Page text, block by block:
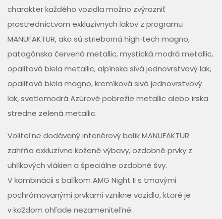
charakter každého vozidla možno zvýrazniť
prostredníctvom exkluzívnych lakov z programu
MANUFAKTUR, ako sú strieborná high‑tech magno,
patagónska červená metallic, mystická modrá metallic,
opalitová biela metallic, alpínska sivá jednovrstvový lak,
opalitová biela magno, kremíková sivá jednovrstvový
lak, svetlomodrá Azúrové pobrežie metallic alebo írska
stredne zelená metallic.
Voliteľne dodávaný interiérový balík MANUFAKTUR
zahŕňa exkluzívne kožené výbavy, ozdobné prvky z
uhlíkových vlákien a špeciálne ozdobné švy.
V kombinácii s balíkom AMG Night II s tmavými
pochrómovanými prvkami vznikne vozidlo, ktoré je
v každom ohľade nezameniteľné.